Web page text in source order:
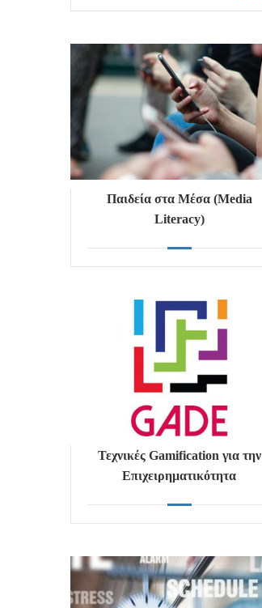
Παιδεία στα Μέσα (Media
Literacy)
Τεχνικές Gamification για την
Επιχειρηματικότητα